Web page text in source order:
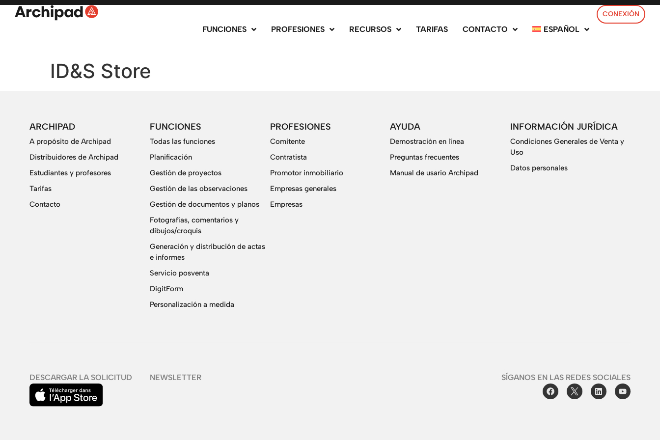
FUNCIONES PROFESIONES RECURSOS TARIFAS CONTACTO ESPAÑOL
CONEXIÓN
ID&S Store
ARCHIPAD
A propósito de Archipad
Distribuidores de Archipad
Estudiantes y profesores
Tarifas
Contacto
FUNCIONES
Todas las funciones
Planificación
Gestión de proyectos
Gestión de las observaciones
Gestión de documentos y planos
Fotografías, comentarios y
dibujos/croquis
Generación y distribución de actas
e informes
Servicio posventa
DigitForm
Personalización a medida
PROFESIONES
Comitente
Contratista
Promotor inmobiliario
Empresas generales
Empresas
AYUDA
Demostración en línea
Preguntas frecuentes
Manual de usario Archipad
INFORMACIÓN JURÍDICA
Condiciones Generales de Venta y
Uso
Datos personales
DESCARGAR LA SOLICITUD NEWSLETTER SÍGANOS EN LAS REDES SOCIALES